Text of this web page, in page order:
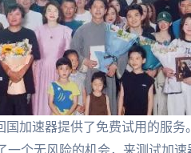
加速器提供了免费试用的服务
个无风险的机会，来测试加速